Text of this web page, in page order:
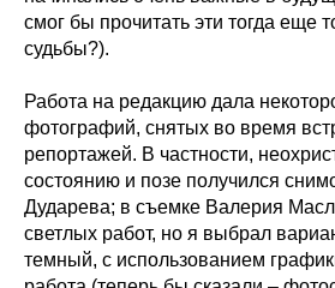
смог бы прочитать эти тогда еще
судьбы?).
Работа на редакцию дала
фотографий, снятых во время
репортажей. В частности,
состоянию и позе получился
Дударева; в съемке Валерия
светлых работ, но я выбрал
темный, с использованием